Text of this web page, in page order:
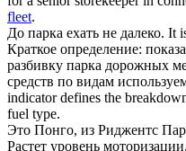
fleet.
До парка ехать не далеко. It
Краткое определение:
разбивку парка дорожных
средств по видам
indicator defines the
fuel type.
Это Понго, из Риджентс
Растет уровень